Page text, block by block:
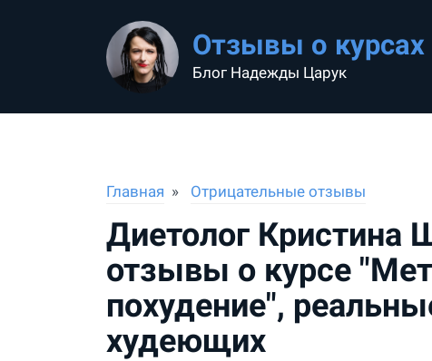
Отзывы о курсах
Блог Надежды Царук
Главная Отрицательные отзывы
Диетолог Кристина
отзывы о курсе
похудение",
худеющих